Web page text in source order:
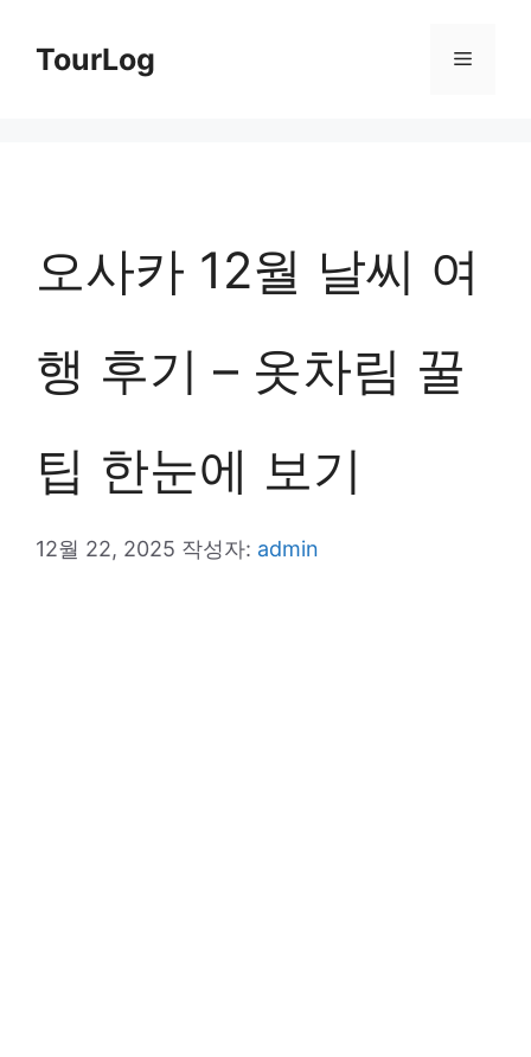
TourLog 메
오사카 12월 날씨 여
행 후기 – 옷차림 꿀
팁 한눈에 보기
12월 22, 2025 작성자: admin